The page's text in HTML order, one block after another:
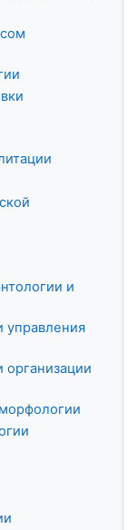
и
управления
организации